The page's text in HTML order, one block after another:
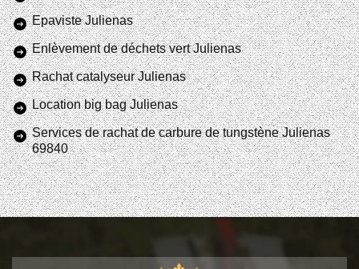
Epaviste Julienas
Enlèvement de déchets vert Julienas
Rachat catalyseur Julienas
Location big bag Julienas
Services de rachat de carbure de tungstène Julienas
69840